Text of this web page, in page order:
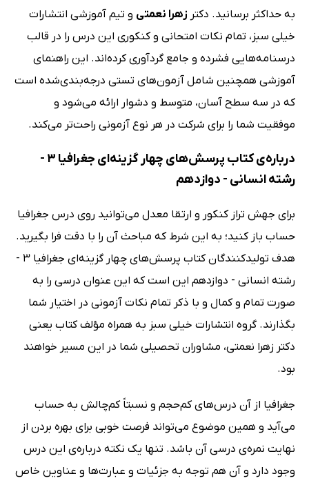
به حداکثر برسانید. دکتر زهرا نعمتی و تیم آموزشی انتشارات
خیلی سبز، تمام نکات امتحانی و کنکوری این درس را در قالب
درسنامه‌هایی فشرده و جامع گردآوری کرده‌اند. این راهنمای
آموزشی همچنین شامل آزمون‌های تستی درجه‌بندی‌شده است
که در سه سطح آسان، متوسط و دشوار ارائه می‌شود و
موفقیت شما را برای شرکت در هر نوع آزمونی راحت‌تر می‌کند.
درباره‌ی کتاب پرسش‌های چهار گزینه‌ای جغرافیا 3 -
رشته انسانی - دوازدهم
برای جهش تراز کنکور و ارتقا معدل می‌توانید روی درس جغرافیا
حساب باز کنید؛ به این شرط که مباحث آن را با دقت فرا بگیرید.
هدف تولید‌کنندگان کتاب پرسش‌های چهار گزینه‌ای جغرافیا 3 -
رشته انسانی - دوازدهم این است که این عنوان درسی را به
صورت تمام و کمال و با ذکر تمام نکات آزمونی در اختیار شما
بگذارند. گروه انتشارات خیلی سبز به همراه مؤلف کتاب یعنی
دکتر زهرا نعمتی، مشاوران تحصیلی شما در این مسیر خواهند
بود.
جغرافیا از آن درس‌های کم‌حجم و نسبتاً کم‌چالش به حساب
می‌آید و همین موضوع می‌تواند فرصت خوبی برای بهره بردن از
نهایت نمره‌ی درسی آن باشد. تنها یک نکته درباره‌ی این درس
وجود دارد و آن هم توجه به جزئیات و عبارت‌ها و عناوین خاص